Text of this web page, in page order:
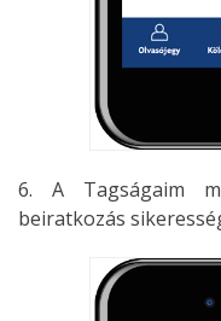
6. A Tagságaim
beiratkozás